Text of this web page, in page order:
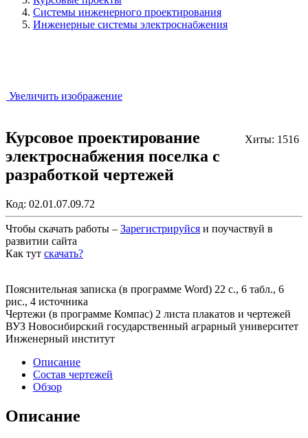
Системы инженерного проектирования
Инженерные системы электроснабжения
Увеличить изображение
Хиты: 1516
Курсовое проектирование
электроснабжения поселка с
разработкой чертежей
Код: 02.01.07.09.72
Чтобы скачать работы – Зарегистрируйся и поучаствуй в
развитии сайта
Как тут скачать?
Пояснительная записка (в программе Word) 22 с., 6 табл., 6
рис., 4 источника
Чертежи (в программе Компас) 2 листа плакатов и чертежей
ВУЗ Новосибирский государственный аграрный университет
Инженерный институт
Описание
Состав чертежей
Обзор
Описание